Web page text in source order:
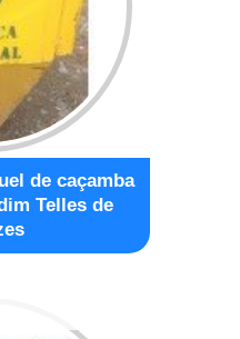
de caçamba
Telles de